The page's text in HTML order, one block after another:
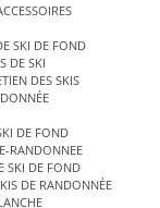
SKI DE FOND
DE SKI
DES SKIS
DE FOND
RANDONNEE
SKI DE FOND
DE RANDONNÉE